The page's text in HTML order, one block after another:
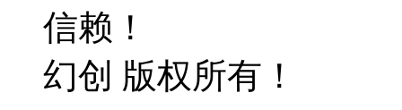
信赖！
幻创 版权所有！